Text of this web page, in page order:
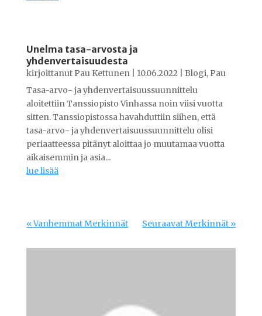
Unelma tasa-arvosta ja
yhdenvertaisuudesta
kirjoittanut Pau Kettunen| 10.06.2022 Blogi, Pau
Tasa-arvo- ja yhdenvertaisuussuunnittelu
aloitettiin Tanssiopisto Vinhassa noin viisi vuotta
sitten. Tanssiopistossa havahduttiin siihen, että
tasa-arvo- ja yhdenvertaisuussuunnittelu olisi
periaatteessa pitänyt aloittaa jo muutamaa vuotta
aikaisemmin ja asia...
lue lisää
« Vanhemmat Merkinnät Seuraavat Merkinnät »